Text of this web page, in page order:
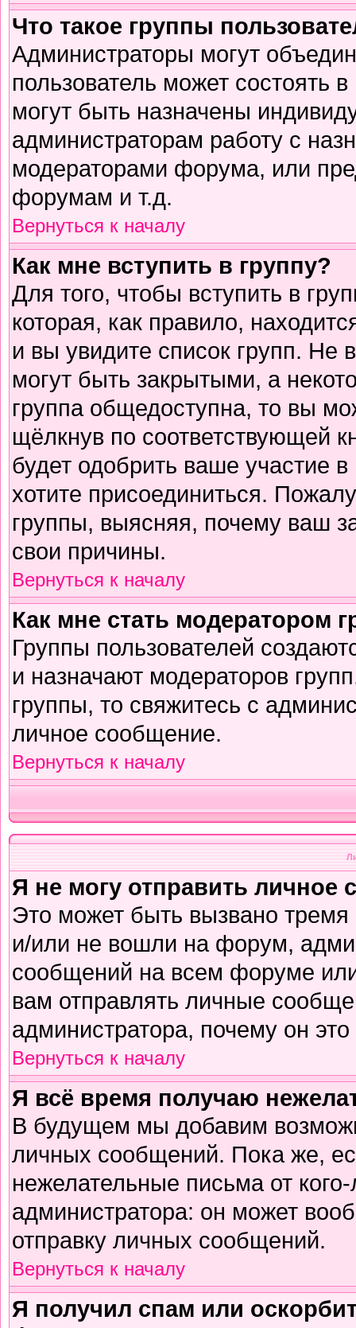
Что такое группы
Администраторы могут
пользователь может состоять
могут быть назначены
администраторам работу с
модераторами форума, или
форумам и т.д.
Вернуться к началу
Как мне вступить в группу?
Для того, чтобы вступить в
которая, как правило,
и вы увидите список групп. Не
могут быть закрытыми, а
группа общедоступна, то вы
щёлкнув по соответствующей
будет одобрить ваше участие
хотите присоединиться.
группы, выясняя, почему ваш
свои причины.
Вернуться к началу
Как мне стать модератором
Группы пользователей
и назначают модераторов
группы, то свяжитесь с
личное сообщение.
Вернуться к началу
Я не могу отправить личное
Это может быть вызвано
и/или не вошли на форум,
сообщений на всем форуме
вам отправлять личные
администратора, почему он
Вернуться к началу
Я всё время получаю
В будущем мы добавим
личных сообщений. Пока же,
нежелательные письма от
администратора: он может
отправку личных сообщений.
Вернуться к началу
Я получил спам или